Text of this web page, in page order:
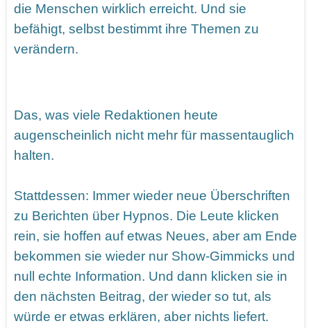
die Menschen wirklich erreicht. Und sie
befähigt, selbst bestimmt ihre Themen zu
verändern.
Das, was viele Redaktionen heute
augenscheinlich nicht mehr für massentauglich
halten.
Stattdessen: Immer wieder neue Überschriften
zu Berichten über Hypnos. Die Leute klicken
rein, sie hoffen auf etwas Neues, aber am Ende
bekommen sie wieder nur Show-Gimmicks und
null echte Information. Und dann klicken sie in
den nächsten Beitrag, der wieder so tut, als
würde er etwas erklären, aber nichts liefert.